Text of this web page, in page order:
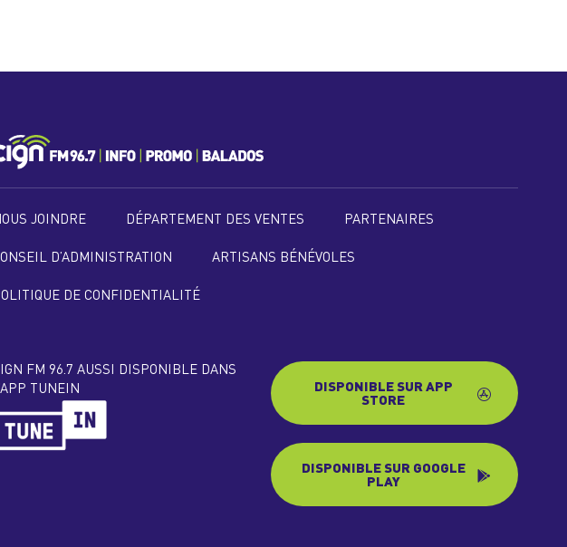
JOINDRE DÉPARTEMENT DES VENTES PARTENAIRES
D’ADMINISTRATION ARTISANS BÉNÉVOLES
DE CONFIDENTIALITÉ
FM 96.7 AUSSI DISPONIBLE DANS
TUNEIN
DISPONIBLE SUR APP
STORE
DISPONIBLE SUR GOOGLE
PLAY